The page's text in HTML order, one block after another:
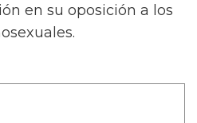
en su oposición a los